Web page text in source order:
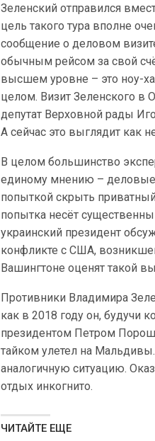
Зеленский отправился
цель такого тура вполне
сообщение о деловом
обычным рейсом за свой
высшем уровне – это ноу-
целом. Визит Зеленского в
депутат Верховной рады
А сейчас это выглядит как
В целом большинство
единому мнению –
попыткой скрыть
попытка несёт
украинский президент
конфликте с США,
Вашингтоне оценят такой
Противники Владимира
как в 2018 году он, будучи
президентом Петром
тайком улетел на
аналогичную ситуацию.
отдых инкогнито.
ЧИТАЙТЕ ЕЩЕ